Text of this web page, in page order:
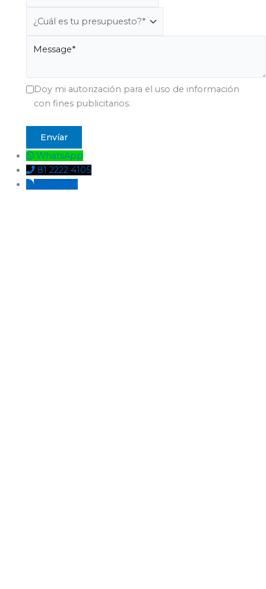
Doy mi autorización para el uso de información
con fines publicitarios.
WhatsApp
81 2222 4105
Facebook